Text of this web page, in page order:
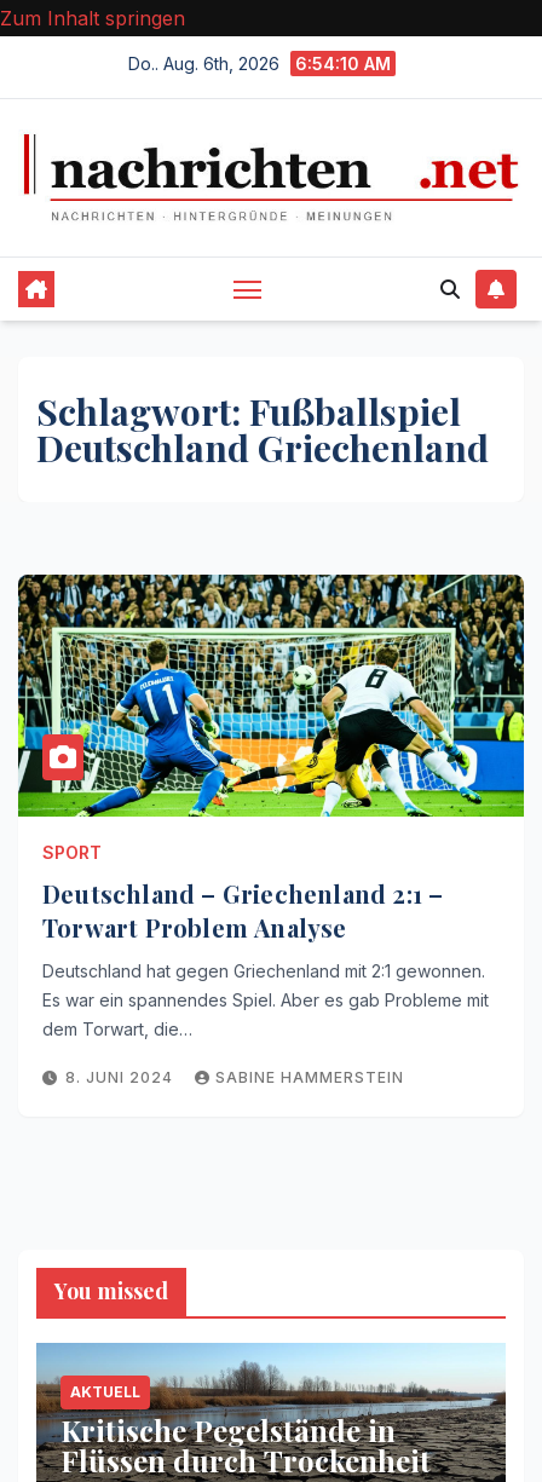
Zum Inhalt springen
Do.. Aug. 6th, 2026 6:54:10 AM
Schlagwort: Fußballspiel
Deutschland Griechenland
SPORT
Deutschland – Griechenland 2:1 –
Torwart Problem Analyse
Deutschland hat gegen Griechenland mit 2:1 gewonnen.
Es war ein spannendes Spiel. Aber es gab Probleme mit
dem Torwart, die…
8. JUNI 2024 SABINE HAMMERSTEIN
You missed
AKTUELL
Kritische Pegelstände in
Flüssen durch Trockenheit